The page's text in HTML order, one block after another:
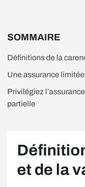
SOMMAIRE
Définitions de la
Une assurance
Privilégiez
partielle
et de la